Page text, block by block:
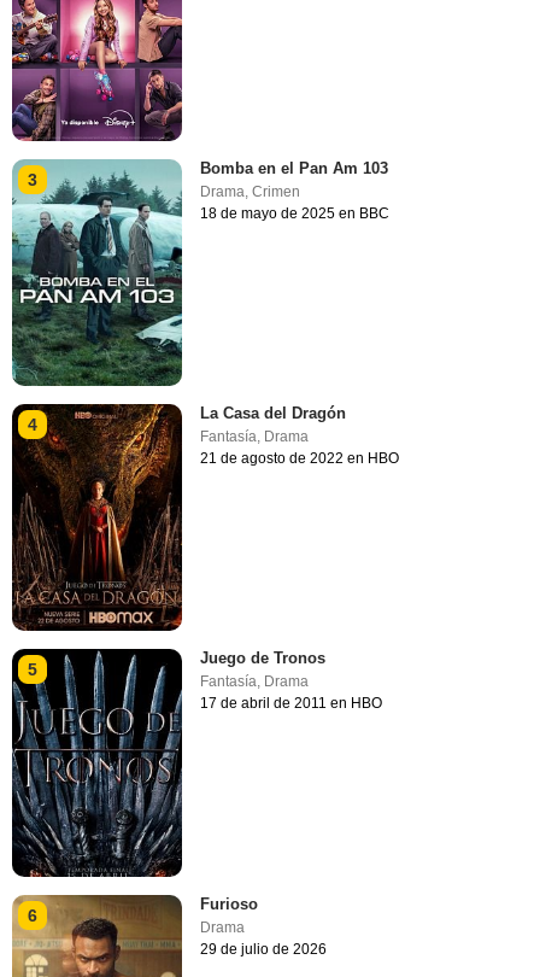
3
Bomba en el Pan Am 103
Drama ,Crimen
18 de mayo de 2025 en BBC
4
La Casa del Dragón
Fantasía, Drama
21 de agosto de 2022 en HBO
5
Juego de Tronos
Fantasía, Drama
17 de abril de 2011 en HBO
6
Furioso
Drama
29 de julio de 2026